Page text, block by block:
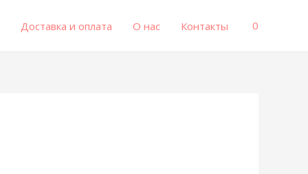
Доставка и оплата О нас Контакты 0